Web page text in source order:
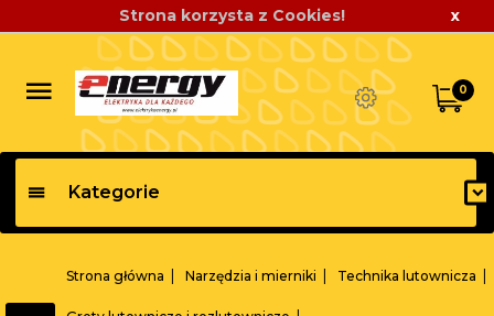
Strona korzysta z Cookies! x
0
Kategorie
Strona główna Narzędzia i mierniki Technika lutownicza